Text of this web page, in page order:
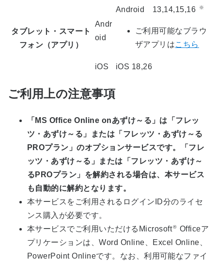
タブレット・スマート
フォン（アプリ）
Andr
oid
Android 13,14,15,16 ※
ご利用可能なブラウ
ザアプリはこちら
iOS iOS 18,26
ご利用上の注意事項
「MS Office Online onあずけ～る」は「フレッ
ツ・あずけ～る」または「フレッツ・あずけ～る
PROプラン」のオプションサービスです。「フレ
ッツ・あずけ～る」または「フレッツ・あずけ～
るPROプラン」を解約される場合は、本サービス
も自動的に解約となります。
本サービスをご利用されるログインID分のライセ
ンス購入が必要です。
本サービスでご利用いただけるMicrosoft® Officeア
プリケーションは、Word Online、Excel Online、
PowerPoint Onlineです。なお、利用可能なファイ